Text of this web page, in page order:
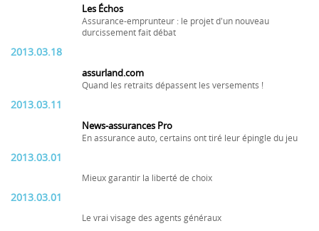
Les Échos
Assurance-emprunteur : le projet d'un nouveau
durcissement fait débat
2013.03.18
assurland.com
Quand les retraits dépassent les versements !
2013.03.11
News-assurances Pro
En assurance auto, certains ont tiré leur épingle du jeu
2013.03.01
Mieux garantir la liberté de choix
2013.03.01
Le vrai visage des agents généraux